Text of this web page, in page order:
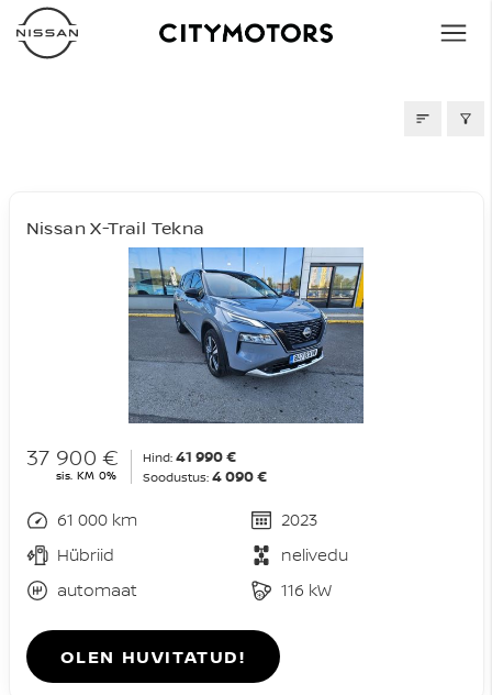
Nissan X-Trail Tekna
37 900 €
sis. KM 0%
Hind: 41 990 €
Soodustus: 4 090 €
61 000 km
2023
Hübriid
nelivedu
automaat
116 kW
OLEN HUVITATUD!